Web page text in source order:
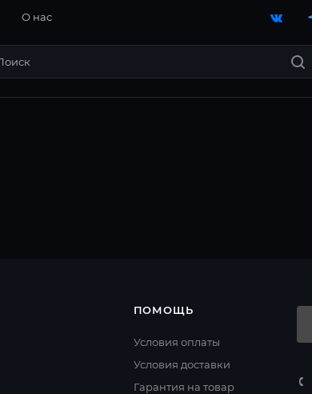
О нас
ПОМОЩЬ
Условия оплаты
Условия доставки
Гарантия на товар